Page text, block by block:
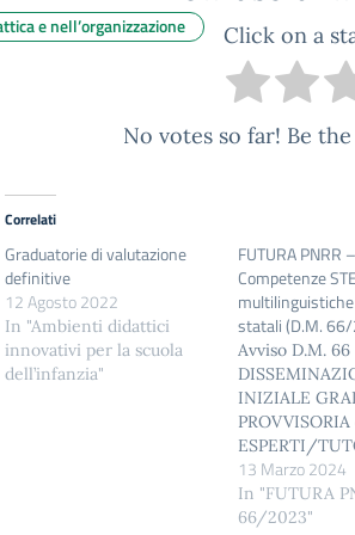
Click on a
No votes so far! Be
Correlati
Graduatorie di valutazione
definitive
12 Agosto 2022
In "Ambienti didattici
innovativi per la scuola
dell’infanzia"
FUTURA PNRR –
Competenze
statali (D.M.
Avviso D.M. 66
INIZIALE
ESPERTI/
GRADUATORIA
DEFINITIVA -
ESPERTI/
13 Marzo 2024
In "FUTURA
66/2023"
e nell’organizzazione